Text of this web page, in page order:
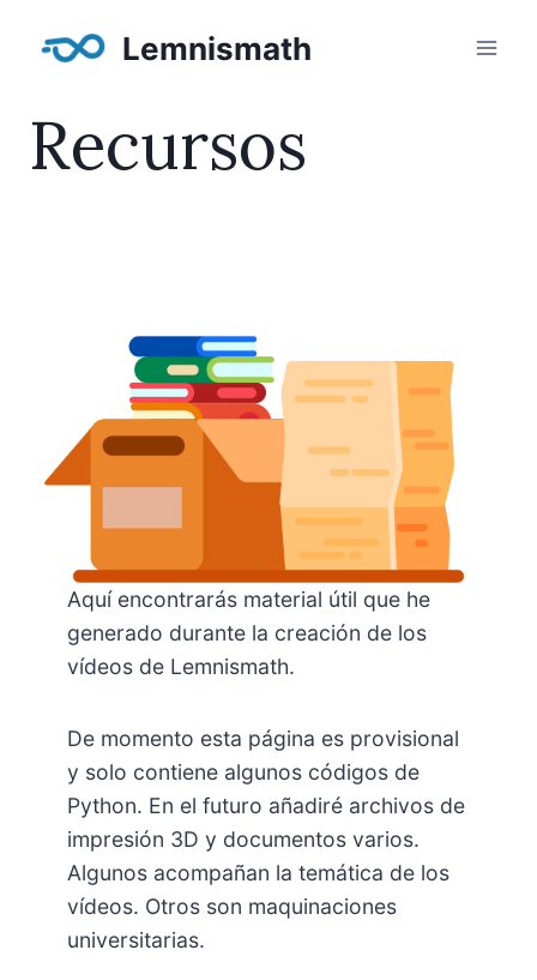
Lemnismath
Recursos
Aquí encontrarás material útil que he
generado durante la creación de los
vídeos de Lemnismath.
De momento esta página es provisional
y solo contiene algunos códigos de
Python. En el futuro añadiré archivos de
impresión 3D y documentos varios.
Algunos acompañan la temática de los
vídeos. Otros son maquinaciones
universitarias.